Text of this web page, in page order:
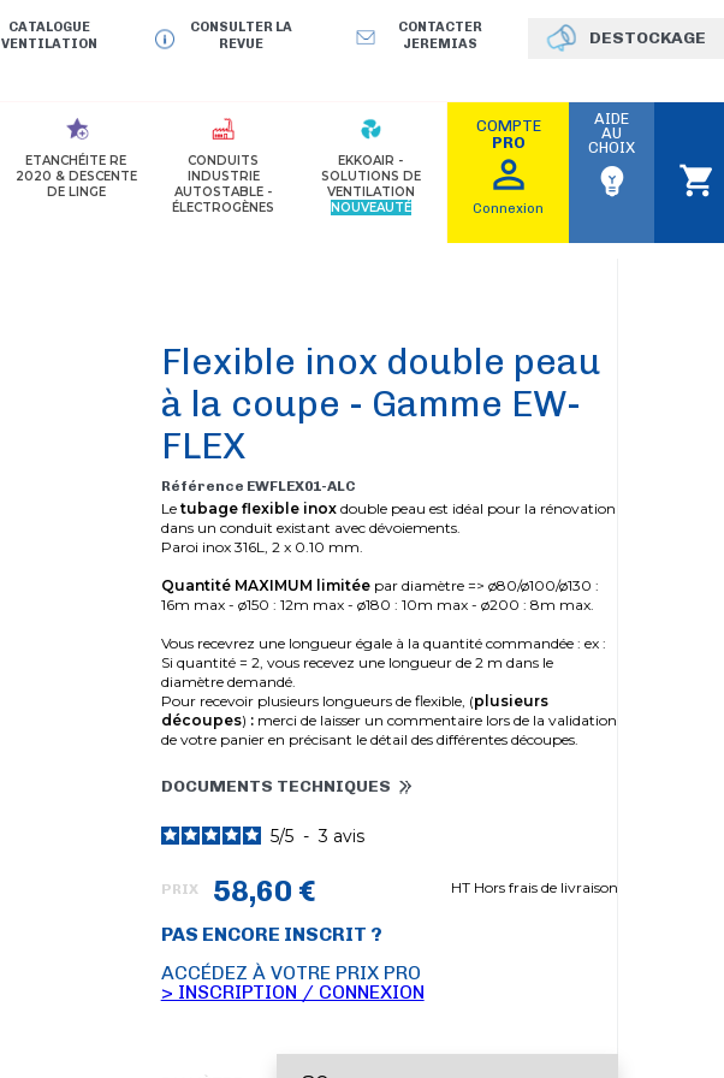
CATALOGUE
VENTILATION
CONSULTER LA
REVUE
CONTACTER
JEREMIAS
DESTOCKAGE
ETANCHÉITE RE
2020 & DESCENTE
DE LINGE
CONDUITS
INDUSTRIE
AUTOSTABLE -
ÉLECTROGÈNES
EKKOAIR -
SOLUTIONS DE
VENTILATION
NOUVEAUTÉ
AIDE
AU
CHOIX
emoji_objects
COMPTE
PRO
perm_identity
Connexion
shopping_cart
Flexible inox double peau
à la coupe - Gamme EW-
FLEX
Référence EWFLEX01-ALC
Letubage flexible inoxdouble peau est idéal pour la rénovation
dans un conduit existant avec dévoiements.
Paroi inox 316L, 2 x 0.10 mm.
Quantité MAXIMUM limitéepar diamètre => ø80/ø100/ø130 :
16m max - ø150 : 12m max - ø180 : 10m max - ø200 : 8m max.
Vous recevrez une longueur égale à la quantité commandée : ex :
Si quantité = 2, vous recevez une longueur de 2 m dans le
diamètre demandé.
Pour recevoir plusieurs longueurs de flexible, (plusieurs
découpes) :merci de laisser un commentaire lors de la validation
de votre panier en précisant le détail des différentes découpes.
DOCUMENTS TECHNIQUES
5/5 - 3 avis
PRIX 58,60 € HT Hors frais de livraison
PAS ENCORE INSCRIT ?
ACCÉDEZ À VOTRE PRIX PRO
> INSCRIPTION / CONNEXION